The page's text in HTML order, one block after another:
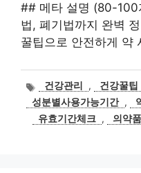
## 메타 설명 (80-
법, 폐기법까지 완벽
꿀팁으로 안전하게 약
태
그
건강관리 , 건강꿀팁
성분별사용가능기간 ,
유효기간체크 , 의약